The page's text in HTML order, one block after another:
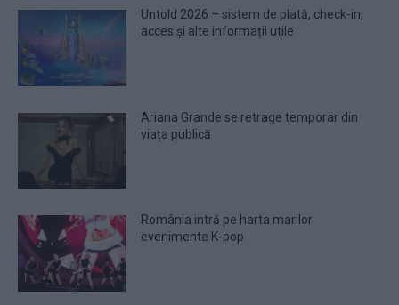
Untold 2026 – sistem de plată, check-in,
acces și alte informații utile
Ariana Grande se retrage temporar din
viața publică
România intră pe harta marilor
evenimente K-pop